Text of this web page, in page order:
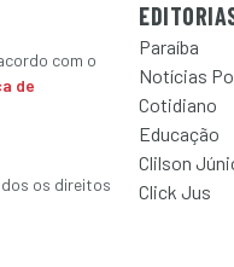
com o
de
os direitos
Paraíba
Notícias
Cotidiano
Educação
Clilson
Click Jus